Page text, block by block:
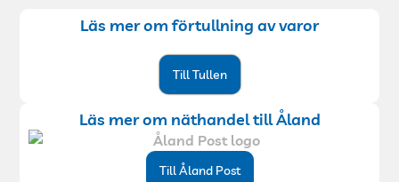
Läs mer om förtullning av varor
Till Tullen
Läs mer om näthandel till Åland
Till Åland Post